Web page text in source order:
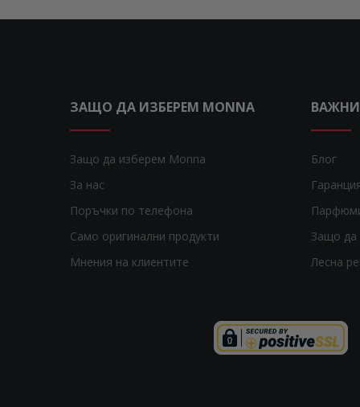
ЗАЩО ДА ИЗБЕРЕМ MONNA
Защо да изберем Monna
За нас
Поръчки по телефона
Само оригинални продукти
Мнения на клиентите
Блог
Защо да
Лесна